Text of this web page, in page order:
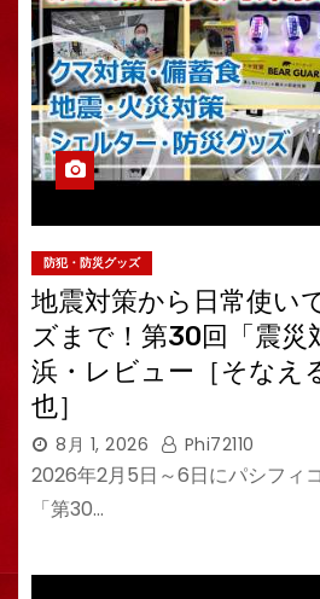
防犯・防災グッズ
地震対策から日常使い
ズまで！第30回「震災
浜・レビュー［そなえ
也］
8月 1, 2026 Phi72110
2026年2月5日～6日にパシフィ
「第30…